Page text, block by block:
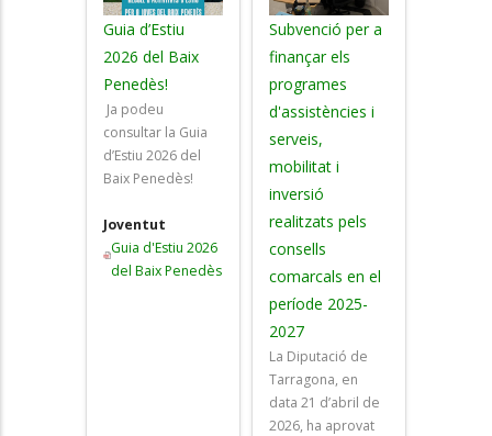
Guia d’Estiu
2026 del Baix
Penedès!
Ja podeu
consultar la Guia
d’Estiu 2026 del
Baix Penedès!
Joventut
Guia d'Estiu 2026
del Baix Penedès
Subvenció per a
finançar els
programes
d'assistències i
serveis,
mobilitat i
inversió
realitzats pels
consells
comarcals en el
període 2025-
2027
La Diputació de
Tarragona, en
data 21 d’abril de
2026, ha aprovat